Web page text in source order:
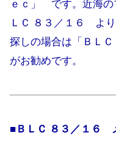
ｅｃ」 です。近海
ＬＣ ８３／１６ よ
探しの場合は「ＢＬ
がお勧めです。
■ＢＬＣ ８３／１６